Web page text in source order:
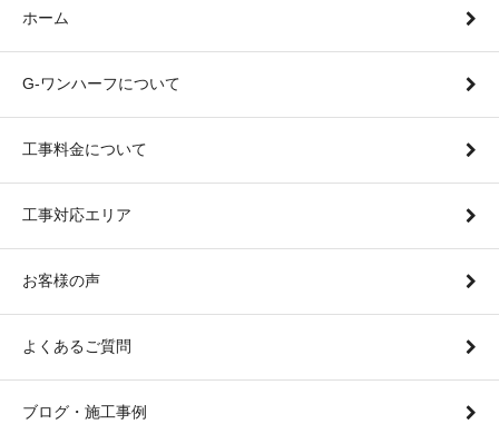
ホーム
G-ワンハーフについて
工事料金について
工事対応エリア
お客様の声
よくあるご質問
ブログ・施工事例